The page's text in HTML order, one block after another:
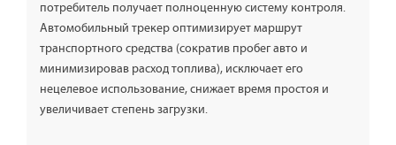
потребитель получает полноценную систему контроля.
Автомобильный трекер оптимизирует маршрут
транспортного средства (сократив пробег авто и
минимизировав расход топлива), исключает его
нецелевое использование, снижает время простоя и
увеличивает степень загрузки.